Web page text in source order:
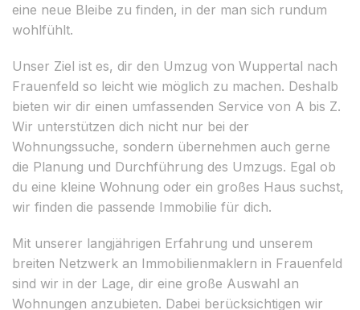
eine neue Bleibe zu finden, in der man sich rundum
wohlfühlt.
Unser Ziel ist es, dir den Umzug von Wuppertal nach
Frauenfeld so leicht wie möglich zu machen. Deshalb
bieten wir dir einen umfassenden Service von A bis Z.
Wir unterstützen dich nicht nur bei der
Wohnungssuche, sondern übernehmen auch gerne
die Planung und Durchführung des Umzugs. Egal ob
du eine kleine Wohnung oder ein großes Haus suchst,
wir finden die passende Immobilie für dich.
Mit unserer langjährigen Erfahrung und unserem
breiten Netzwerk an Immobilienmaklern in Frauenfeld
sind wir in der Lage, dir eine große Auswahl an
Wohnungen anzubieten. Dabei berücksichtigen wir